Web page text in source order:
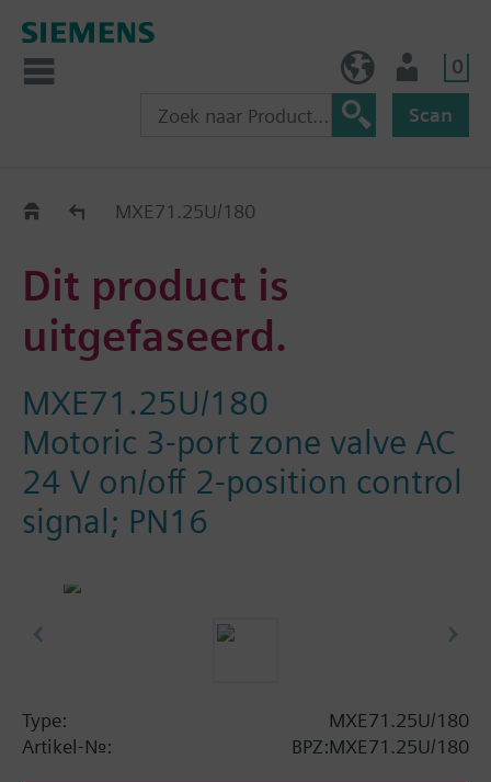
0
Scan
Old2NewMXE71.25U/180
Dit product is
uitgefaseerd.
MXE71.25U/180
Motoric 3-port zone valve AC
24 V on/off 2-position control
signal; PN16
Type:
MXE71.25U/180
Artikel-Nr.:
BPZ:MXE71.25U/180